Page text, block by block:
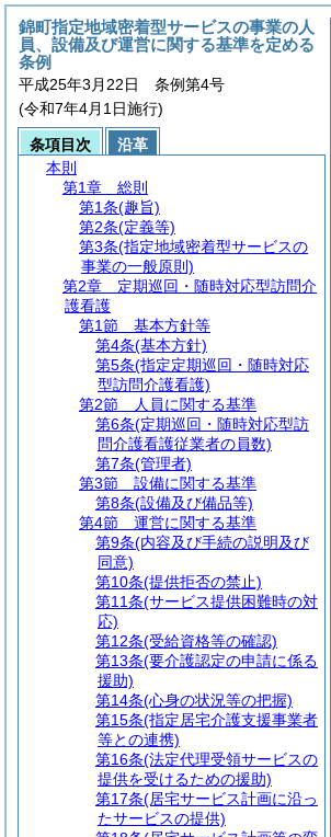
錦町指定地域密着型サービスの事業の人
員、設備及び運営に関する基準を定める
条例
平成25年3月22日 条例第4号
(令和7年4月1日施行)
条項目次
沿革
本則
第1章
総則
第1条(趣旨)
第2条(定義等)
第3条(指定地域密着型サービスの
事業の一般原則)
第2章
定期巡回・随時対応型訪問介
護看護
第1節
基本方針等
第4条(基本方針)
第5条(指定定期巡回・随時対応
型訪問介護看護)
第2節
人員に関する基準
第6条(定期巡回・随時対応型訪
問介護看護従業者の員数)
第7条(管理者)
第3節
設備に関する基準
第8条(設備及び備品等)
第4節
運営に関する基準
第9条(内容及び手続の説明及び
同意)
第10条(提供拒否の禁止)
第11条(サービス提供困難時の対
応)
第12条(受給資格等の確認)
第13条(要介護認定の申請に係る
援助)
第14条(心身の状況等の把握)
第15条(指定居宅介護支援事業者
等との連携)
第16条(法定代理受領サービスの
提供を受けるための援助)
第17条(居宅サービス計画に沿っ
たサービスの提供)